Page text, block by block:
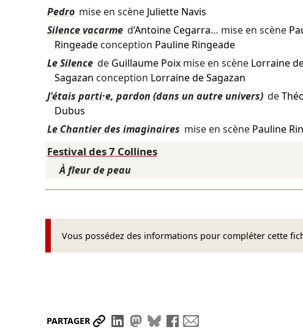
Pedro mise en scène Juliette Navis
Silence vacarme d’Antoine Cegarra… mise en scène
Ringeadeconception Pauline Ringeade
Le Silence de Guillaume Poixmise en scène Lorraine
Sagazan conception Lorraine de Sagazan
J'étais parti·e, pardon (dans un autre univers) de
Dubus
Le Chantier des imaginaires mise en scène Pauline
Festival des 7 Collines
À fleur de peau
Vous possédez des informations pour compléter cette
PARTAGER Partager le lien
Partager sur LinkedIn
Partager sur Mastodon
Partager sur Bluesky
Partager sur Facebook